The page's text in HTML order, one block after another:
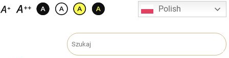
Przejdź
Polish